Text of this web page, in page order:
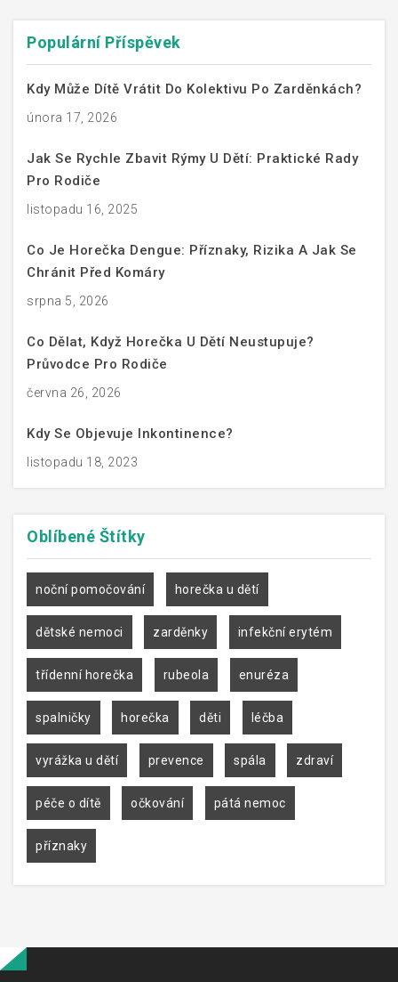
Populární Příspěvek
Kdy Může Dítě Vrátit Do Kolektivu Po Zarděnkách?
února 17, 2026
Jak Se Rychle Zbavit Rýmy U Dětí: Praktické Rady
Pro Rodiče
listopadu 16, 2025
Co Je Horečka Dengue: Příznaky, Rizika A Jak Se
Chránit Před Komáry
srpna 5, 2026
Co Dělat, Když Horečka U Dětí Neustupuje?
Průvodce Pro Rodiče
června 26, 2026
Kdy Se Objevuje Inkontinence?
listopadu 18, 2023
Oblíbené Štítky
noční pomočování horečka u dětí
dětské nemoci zarděnky infekční erytém
třídenní horečka rubeola enuréza
spalničky horečka děti léčba
vyrážka u dětí prevence spála zdraví
péče o dítě očkování pátá nemoc
příznaky